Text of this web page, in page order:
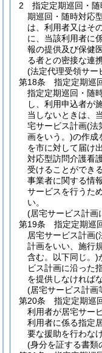
2
指定定期巡回・
期巡回・随時対応
は、利用者又はそ
に、当該利用者に
報の提供及び保健
る者との密接な連
(法定代理受領サー
第18条
指定定期巡
指定定期巡回・随
し、利用申込者が
当しないときは、
宅サービス計画(法
画をいう。)の作成
を市に対して届け
対応型訪問介護看
受けることができ
事業者に関する情
サービスを行うた
い。
(居宅サービス計画
第19条
指定定期巡
居宅サービス計画(
計画をいい、施行
含む。以下同じ。)
ビス計画に沿った
を提供しなければ
(居宅サービス計画
第20条
指定定期巡
利用者が居宅サー
利用者に係る指定
要な援助を行わな
(身分を証する書類